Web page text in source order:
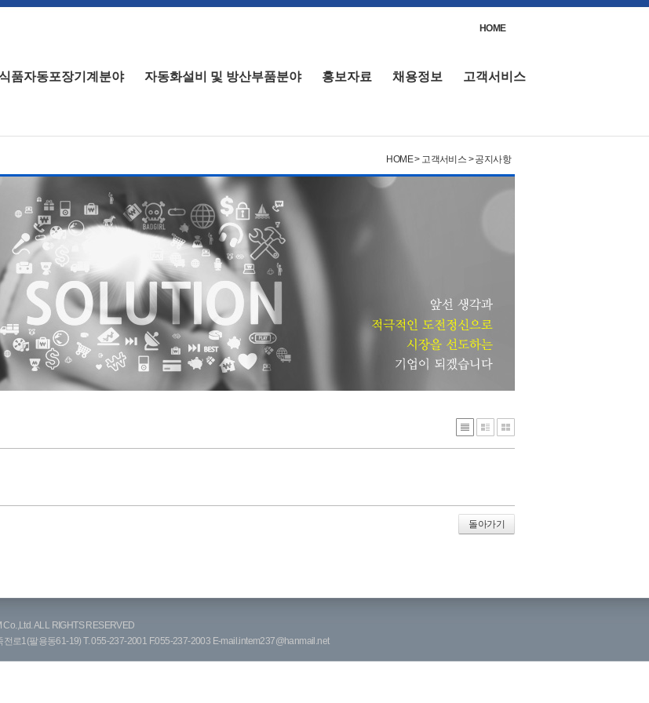
HOME
식품자동포장기계분야 자동화설비 및 방산부품분야 홍보자료 채용정보 고객서비스
HOME > 고객서비스 > 공지사항
돌아가기
ALL RIGHTS RESERVED
로1(팔용동61-19) T. 055-237-2001 F.055-237-2003 E-mail.intem237@hanmail.net